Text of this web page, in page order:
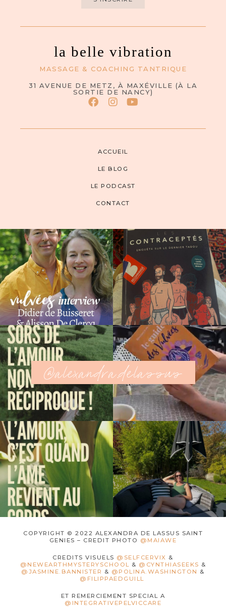
la belle vibration
MASSAGE & COACHING TANTRIQUE
31 AVENUE DE METZ, À MAXÉVILLE (À LA
SORTIE DE NANCY)
ACCUEIL
LE BLOG
LE PODCAST
CONTACT
@alexandra.delassus
COPYRIGHT © 2022 ALEXANDRA DE LASSUS SAINT
GENIES – CREDIT PHOTO @MAIAWE
CREDITS VISUELS @SELFCERVIX &
@NEWEARTHMYSTERYSCHOOL & @CYNTHIASEEKS &
@JASMINE.BANNISTER & @POLINA.WASHINGTON &
@FILIPPAEDGUILL
ET REMERCIEMENT SPECIAL A
@INTEGRATIVEPELVICCARE